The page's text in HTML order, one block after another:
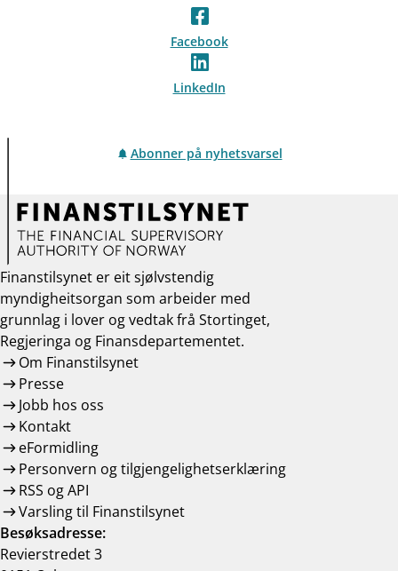
Facebook
LinkedIn
Abonner på nyhetsvarsel
Finanstilsynet er eit sjølvstendig
myndigheitsorgan som arbeider med
grunnlag i lover og vedtak frå Stortinget,
Regjeringa og Finansdepartementet.
Om Finanstilsynet
Presse
Jobb hos oss
Kontakt
eFormidling
Personvern og tilgjengelighetserklæring
RSS og API
Varsling til Finanstilsynet
Besøksadresse:
Revierstredet 3